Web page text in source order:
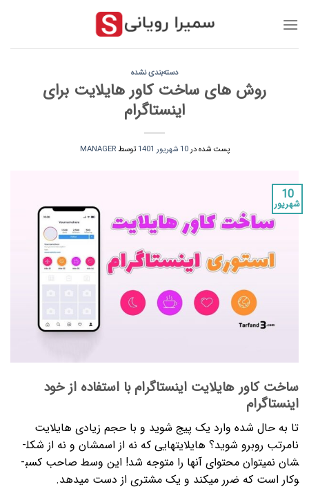
دسته‌بندی نشده
روش های ساخت کاور هایلایت برای
اینستاگرام
پست شده در10 شهریور 1401 توسطMANAGER
10
شهریور
ساخت کاور هایلایت اینستاگرام با استفاده از خود
اینستاگرام
تا به حال شده وارد یک پیج شوید و با حجم زیادی هایلایت
نامرتب روبرو شوید؟ هایلایت­هایی که نه از اسم­شان و نه از شکل­
شان نمی­توان محتوای آنها را متوجه شد! این وسط صاحب کسب­
وکار است که ضرر می­کند و یک مشتری از دست می­دهد.